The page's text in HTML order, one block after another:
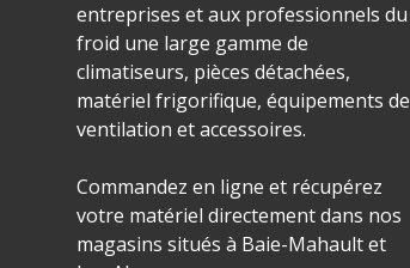
entreprises et aux professionnels du
froid une large gamme de
climatiseurs, pièces détachées,
matériel frigorifique, équipements de
ventilation et accessoires.
Commandez en ligne et récupérez
votre matériel directement dans nos
magasins situés à Baie-Mahault et